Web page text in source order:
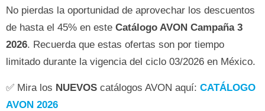
No pierdas la oportunidad de aprovechar los descuentos
de hasta el 45% en este Catálogo AVON Campaña 3
2026. Recuerda que estas ofertas son por tiempo
limitado durante la vigencia del ciclo 03/2026 en México.
✅ Mira los NUEVOS catálogos AVON aquí: CATÁLOGO
AVON 2026